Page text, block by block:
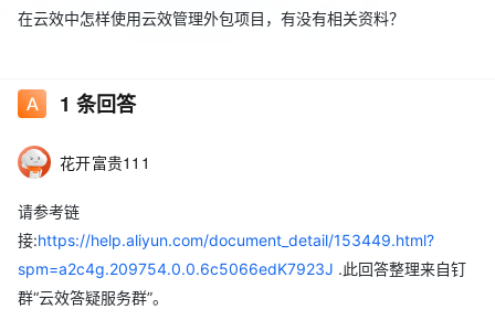
在云效中怎样使用云效管理外包项目，有没有相关资料？
1 条回答
花开富贵111
请参考链
接:https://help.aliyun.com/document_detail/153449.html?
spm=a2c4g.209754.0.0.6c5066edK7923J .此回答整理来自钉
群“云效答疑服务群”。